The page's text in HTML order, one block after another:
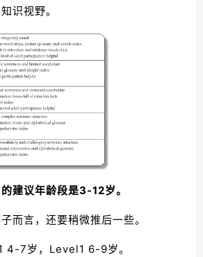
识视野。
建议年龄段是3-12岁。
而言，还要稍微推后一些。
4-7岁，Level1 6-9岁。